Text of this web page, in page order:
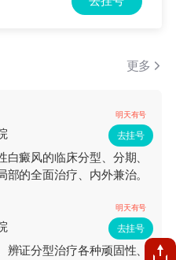
更多
明天有号
去挂号
白癜风的临床分型、分期、
部的全面治疗、内外兼治。
明天有号
去挂号
辨证分型治疗各种顽固性、